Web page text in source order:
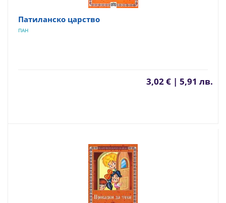
Патиланско царство
ПАН
3,02 € | 5,91 лв.